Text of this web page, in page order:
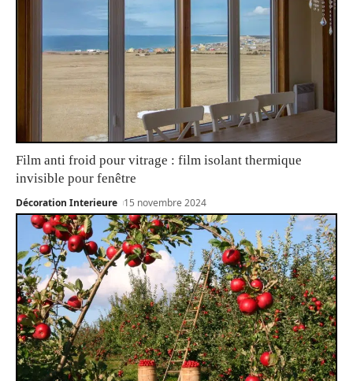
Film anti froid pour vitrage : film isolant thermique
invisible pour fenêtre
Décoration Interieure 15 novembre 2024